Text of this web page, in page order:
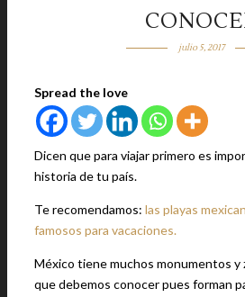
julio 5, 2017
Spread the love
Dicen que para viajar primero es
historia de tu país.
Te recomendamos: las playas
famosos para vacaciones.
México tiene muchos monumentos y
que debemos conocer pues forman